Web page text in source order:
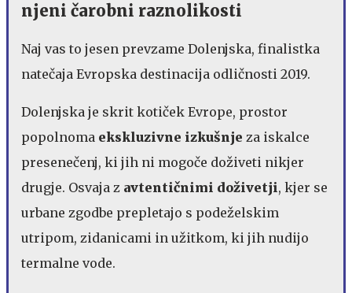
njeni čarobni raznolikosti
Naj vas to jesen prevzame Dolenjska, finalistka
natečaja Evropska destinacija odličnosti 2019.
Dolenjska je skrit kotiček Evrope, prostor
popolnoma ekskluzivne izkušnje za iskalce
presenečenj, ki jih ni mogoče doživeti nikjer
drugje. Osvaja z avtentičnimi doživetji, kjer se
urbane zgodbe prepletajo s podeželskim
utripom, zidanicami in užitkom, ki jih nudijo
termalne vode.